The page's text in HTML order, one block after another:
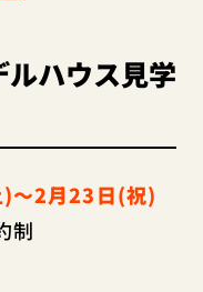
ハウス見学
～2月23日(祝)
制